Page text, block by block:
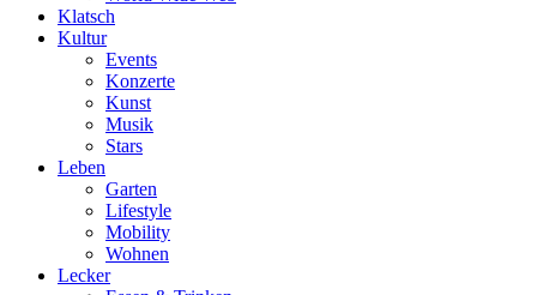
Klatsch
Kultur
Events
Konzerte
Kunst
Musik
Stars
Leben
Garten
Lifestyle
Mobility
Wohnen
Lecker